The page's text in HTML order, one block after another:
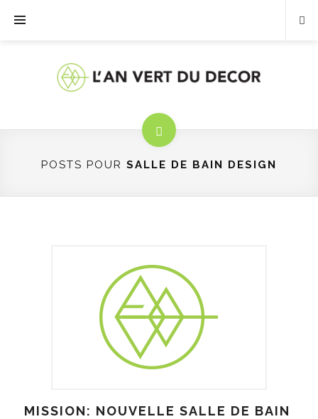
POSTS POUR SALLE DE BAIN DESIGN
MISSION: NOUVELLE SALLE DE BAIN